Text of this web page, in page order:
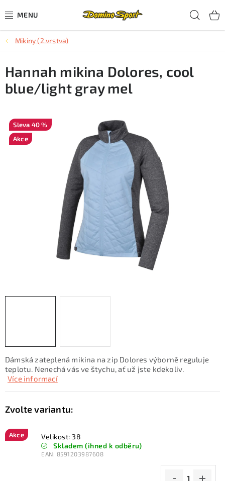
na
CYKLISTIKA
SJEZDOVÉ LYŽOVÁNÍ
SKIALPOVÉ LYŽOVÁNÍ
BĚŽECKÉ LYŽOVÁNÍ
OBLEČENÍ A OBUV
CYKLO Servis
Mikiny (2.vrstva)
Dámská zateplená mikina na zip Dolores výborně reguluje
teplotu. Nenechá vás ve štychu, ať už jste kdekoliv.
Více informací
Akce
Velikost: 38
Skladem (ihned k odběru)
EAN: 8591203987608
Hannah mikina Dolores, cool
blue/light gray mel
40 %
Akce